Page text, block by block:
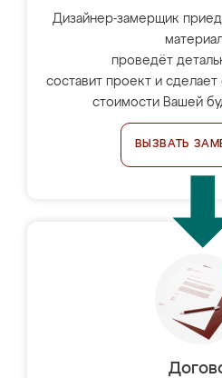
Дизайнер-замерщик
проведёт
составит проект и сделает
стоимости Вашей
ВЫЗВАТЬ